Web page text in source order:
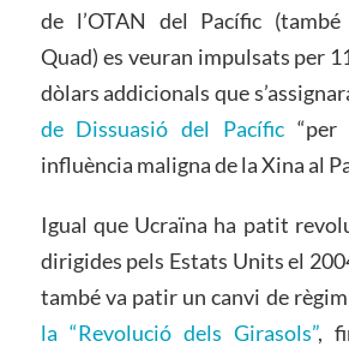
de l’OTAN del Pacífic (també
Quad) es veuran impulsats per
dòlars addicionals que
de Dissuasió del Pacífic “per
influència maligna de la Xina al
Igual que Ucraïna ha patit
dirigides pels Estats Units el
també va patir un canvi de
la “Revolució dels Girasols”,